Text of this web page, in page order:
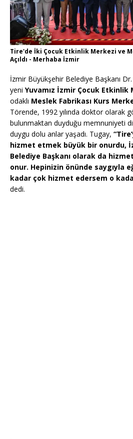
Tire'de İki Çocuk Etkinlik Merkezi ve
Açıldı - Merhaba İzmir
İzmir Büyükşehir Belediye Başkanı
yeni Yuvamız İzmir Çocuk Etkinlik
odaklı Meslek Fabrikası Kurs
Törende, 1992 yılında doktor olarak
bulunmaktan duyduğu memnuniyeti
duygu dolu anlar yaşadı. Tugay,
hizmet etmek büyük bir onurdu,
Belediye Başkanı olarak da
onur. Hepinizin önünde saygıyla
kadar çok hizmet edersem o
dedi.